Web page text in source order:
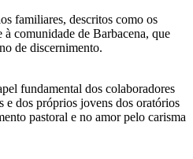
familiares, descritos como os
à comunidade de Barbacena, que
de discernimento.
fundamental dos colaboradores
e dos próprios jovens dos oratórios
pastoral e no amor pelo carisma